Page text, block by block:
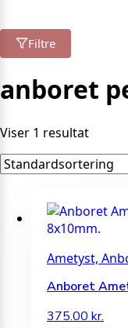
Filtre
anboret
Viser 1 resultat
Ametyst,
Anboret
375.00 kr.